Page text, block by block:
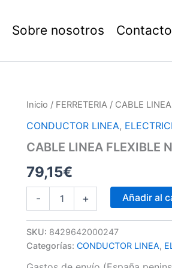
Sobre nosotros Contacto
Inicio / FERRETERIA / CABLE
CONDUCTOR LINEA,
CABLE LINEA FLEXIBLE
79,15€
-
CABLE
FLEXIBLE
H07V-
CPR
R/100
cantidad
+ Añadir al
SKU: 8429642000247
Categorías:CONDUCTOR LINEA,